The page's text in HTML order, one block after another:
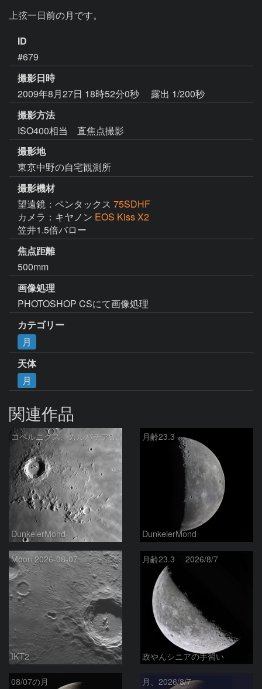
上弦一日前の月です。
ID
#679
撮影日時
2009年8月27日 18時52分0秒
露出 1/200秒
撮影方法
ISO400相当 直焦点撮影
撮影地
東京中野の自宅観測所
撮影機材
望遠鏡：ペンタックス 75SDHF
カメラ：キヤノン EOS Kiss X2
笠井1.5倍バロー
焦点距離
500mm
画像処理
PHOTOSHOP CSにて画像処理
カテゴリー
月
天体
月
関連作品
コペルニクス、カルパチア山脈付近
DunkelerMond
月齢23.3
DunkelerMond
Moon 2026-08-07
IKT2
月齢23.3 2026/8/7
政やんシニアの手習い
08/07の月 月、2026/8/7